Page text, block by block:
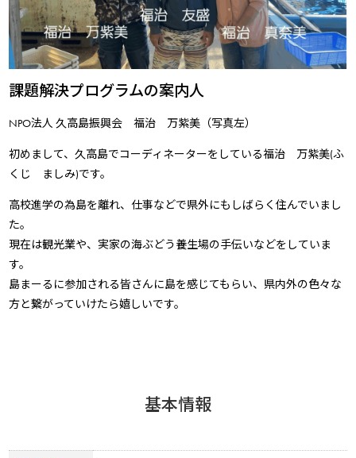
課題解決プログラムの案内人
NPO法人 久高島振興会 福治 万紫美（写真左）
初めまして、久高島でコーディネーターをしている福治 万紫美(ふ
くじ ましみ)です。
高校進学の為島を離れ、仕事などで県外にもしばらく住んでいまし
た。
現在は観光業や、実家の海ぶどう養生場の手伝いなどをしていま
す。
島まーるに参加される皆さんに島を感じてもらい、県内外の色々な
方と繋がっていけたら嬉しいです。
基本情報